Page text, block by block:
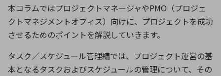
本コラムではプロジェクトマネージャやPMO（プロジェ
クトマネジメントオフィス）向けに、プロジェクトを成功
させるためのポイントを解説していきます。
タスク／スケジュール管理編では、プロジェクト運営の基
本となるタスクおよびスケジュールの管理について、その